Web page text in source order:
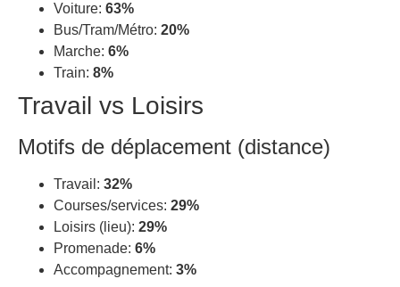
Voiture: 63%
Bus/Tram/Métro: 20%
Marche: 6%
Train: 8%
Travail vs Loisirs
Motifs de déplacement (distance)
Travail: 32%
Courses/services: 29%
Loisirs (lieu): 29%
Promenade: 6%
Accompagnement: 3%